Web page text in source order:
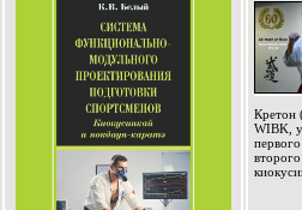
Кретон
WIBK,